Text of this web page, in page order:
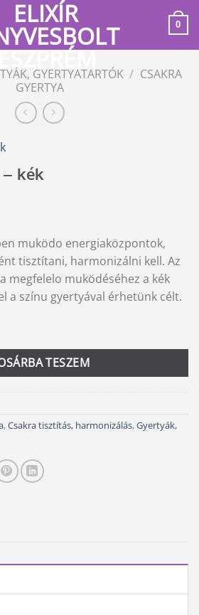
0
GYERTYATARTÓK / CSAKRA
GYERTYA
kék
muködo energiaközpontok,
tisztítani, harmonizálni kell. Az
megfelelo muködéséhez a kék
a színu gyertyával érhetünk célt.
TESZEM
,Csakra tisztítás, harmonizálás,Gyertyák,